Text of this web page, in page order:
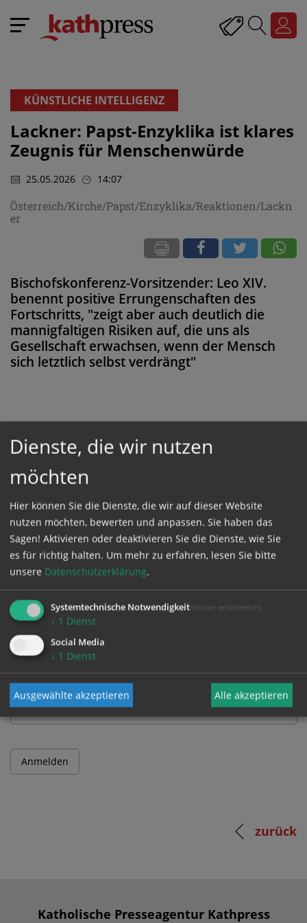
KÜNSTLICHE INTELLIGENZ
Lackner: Papst-Enzyklika ist klares
Zeugnis für Menschenwürde
25.05.2026 14:07
Österreich/Kirche/Papst/Enzyklika/Reaktionen/Lackn
er
Bischofskonferenz-Vorsitzender: Leo XIV.
benennt positive Errungenschaften des
Fortschritts, "zeigt aber auch deutlich die
mannigfaltigen Risiken auf, die uns als
Gesellschaft erwachsen, wenn der Mensch
sich letztlich selbst verdrängt"
loggen Sie sich ein, oder bestellen Sie das
ProduktKathpress_online
GESCHÜTZTER BEREICH
Bitte melden Sie sich mit Ihrem Benutzernamen
Benutzername
Passwort
zurück
Katholische Presseagentur Kathpress
Dienste, die wir nutzen
möchten
Hier können Sie die Dienste, die wir auf dieser Website
nutzen möchten, bewerten und anpassen. Sie haben das
Sagen! Aktivieren oder deaktivieren Sie die Dienste, wie Sie
es für richtig halten. Um mehr zu erfahren, lesen Sie bitte
unsere Datenschutzerklärung.
Systemtechnische Notwendigkeit (immer erforderlich)
↓ 1 Dienst
Social Media
↓ 1 Dienst
Ausgewählte akzeptieren Alle akzeptieren